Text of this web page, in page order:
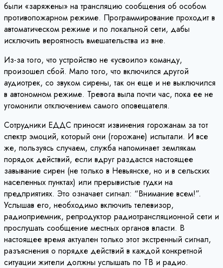
были «заряжены» на трансляцию сообщения об особом
противопожарном режиме. Программирование проходит в
автоматическом режиме и по локальной сети, дабы
исключить вероятность вмешательства из вне.
Из-за того, что устройство не «усвоило» команду,
произошел сбой. Мало того, что включился другой
аудиотрек, со звуком сирены, так он еще и не выключился
в автономном режиме. Тревога выла почти час, пока ее не
угомонили отключением самого оповещателя.
Сотрудники ЕДДС приносят извинения горожанам за тот
спектр эмоций, который они (горожане) испытали. И все
же, пользуясь случаем, служба напоминает землякам
порядок действий, если вдруг раздастся настоящее
завывание сирен (не только в Невьянске, но и в сельских
населенных пунктах) или прерывистые гудки на
предприятиях. Это означает сигнал: “Внимание всем!”.
Услышав его, необходимо включить телевизор,
радиоприемник, репродуктор радиотрансляционной сети и
прослушать сообщение местных органов власти. В
настоящее время актуален только этот экстренный сигнал,
разъяснения о порядке действий в каждой конкретной
ситуации жители должны услышать по ТВ и радио.